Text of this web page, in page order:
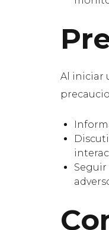
Al iniciar